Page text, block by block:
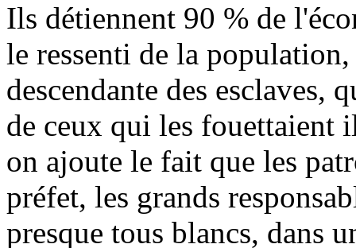
Ils détiennent 90 % de
le ressenti de la
descendante des esclaves,
de ceux qui les fouettaient
on ajoute le fait que les
préfet, les grands
presque tous blancs, dans